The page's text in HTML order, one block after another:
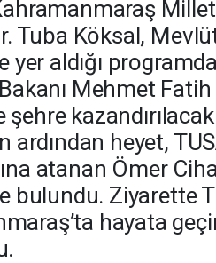
Tuba Köksal,
yer aldığı
Mehmet Fatih
ardından heyet,
atanan Ömer
bulundu. Ziyarette
hayata